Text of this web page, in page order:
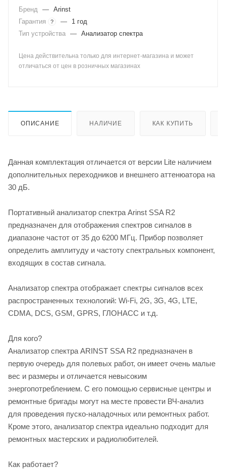
Бренд — Arinst
Гарантия
? —
1 год
Тип устройства — Анализатор спектра
Цена действительна только для интернет-магазина и может
отличаться от цен в розничных магазинах
ОПИСАНИЕ НАЛИЧИЕ КАК КУПИТЬ
Данная комплектация отличается от версии Lite наличием
дополнительных переходников и внешнего аттенюатора на
30 дБ.
Портативный анализатор спектра Arinst SSA R2
предназначен для отображения спектров сигналов в
диапазоне частот от 35 до 6200 МГц. Прибор позволяет
определить амплитуду и частоту спектральных компонент,
входящих в состав сигнала.
Анализатор спектра отображает спектры сигналов всех
распространенных технологий: Wi-Fi, 2G, 3G, 4G, LTE,
CDMA, DCS, GSM, GPRS, ГЛОНАСС и т.д.
Для кого?
Анализатор спектра ARINST SSA R2 предназначен в
первую очередь для полевых работ, он имеет очень малые
вес и размеры и отличается невысоким
энергопотреблением. С его помощью сервисные центры и
ремонтные бригады могут на месте провести ВЧ-анализ
для проведения пуско-наладочных или ремонтных работ.
Кроме этого, анализатор спектра идеально подходит для
ремонтных мастерских и радиолюбителей.
Как работает?